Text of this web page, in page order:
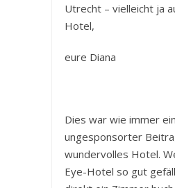
Utrecht – vielleicht ja
Hotel,
eure Diana
Dies war wie immer ein
ungesponsorter
wundervolles Hotel.
Eye-Hotel so gut